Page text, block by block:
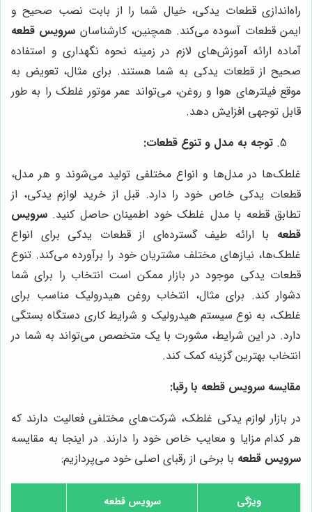
راه‌اندازی قطعات یدکی، خیال شما را از بابت نصب صحیح و
ایمن قطعات آسوده می‌کند. همچنین، کارشناسان سرویس قطعه
آماده ارائه آموزش‌های لازم در زمینه نحوه نگهداری و استفاده
صحیح از قطعات یدکی به شما هستند. برای مثال، تعویض به
موقع فیلترهای هوا و روغن، می‌تواند عمر موتور غلطک را به طور
قابل توجهی افزایش دهد.
توجه به مدل و تنوع قطعات:
غلطک‌ها در مدل‌ها و انواع مختلفی تولید می‌شوند و هر مدل،
قطعات یدکی خاص خود را دارد. قبل از خرید لوازم یدکی، از
تطابق قطعه با مدل غلطک خود اطمینان حاصل کنید. سرویس
قطعه با ارائه طیف گسترده‌ای از قطعات یدکی برای انواع
غلطک‌ها، نیازهای مختلف مشتریان خود را برآورده می‌کند. تنوع
قطعات یدکی موجود در بازار ممکن است انتخاب را برای شما
دشوار کند. برای مثال، انتخاب روغن هیدرولیک مناسب برای
غلطک، به نوع سیستم هیدرولیک و شرایط کاری دستگاه بستگی
دارد. در این شرایط، مشورت با یک متخصص می‌تواند به شما در
انتخاب بهترین گزینه کمک کند.
مقایسه سرویس قطعه با رقبا:
در بازار لوازم یدکی غلطک، شرکت‌های مختلفی فعالیت دارند که
هر کدام مزایا و معایب خاص خود را دارند. در اینجا به مقایسه
سرویس قطعه با برخی از رقبای اصلی خود می‌پردازیم:
ویژگی سرویس قطعه